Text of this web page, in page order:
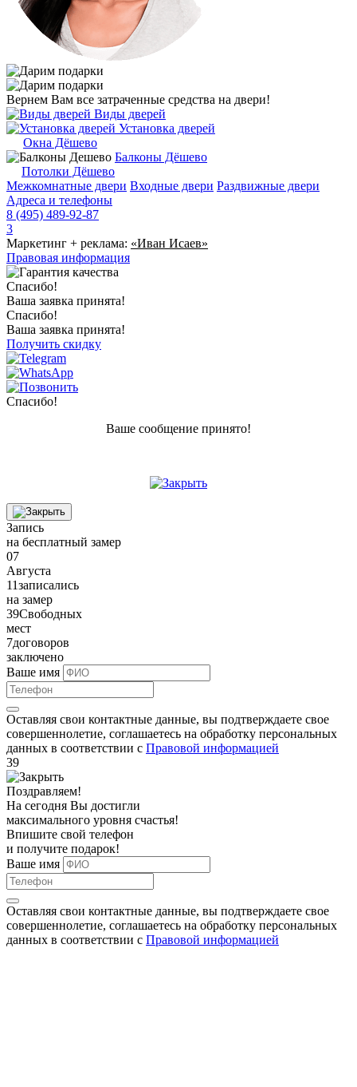
Вернем Вам все затраченные средства на двери!
Виды дверей
Установка дверей
Окна Дёшево
Балконы Дёшево
Потолки Дёшево
Межкомнатные двери Входные двери Раздвижные двери
Адреса и телефоны
8 (495) 489-92-87
3
Маркетинг + реклама: «Иван Исаев»
Правовая информация
Спасибо!
Ваша заявка принята!
Спасибо!
Ваша заявка принята!
Получить скидку
Спасибо!
Ваше сообщение принято!
Запись
на бесплатный замер
07
Августа
11записались
на замер
39Свободных
мест
7договоров
заключено
Ваше имя
Оставляя свои контактные данные, вы подтверждаете свое
совершеннолетие, соглашаетесь на обработку персональных
данных в соответствии с Правовой информацией
39
Поздравляем!
На сегодня Вы достигли
максимального уровня счастья!
Впишите свой телефон
и получите подарок!
Ваше имя
Оставляя свои контактные данные, вы подтверждаете свое
совершеннолетие, соглашаетесь на обработку персональных
данных в соответствии с Правовой информацией